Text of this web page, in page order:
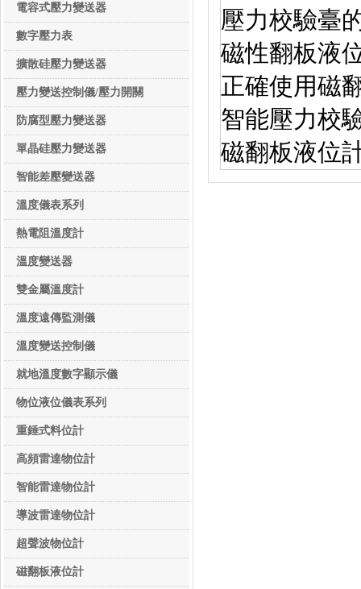
電容式壓力變送器
數字壓力表
擴散硅壓力變送器
壓力變送控制儀/壓力開關
防腐型壓力變送器
單晶硅壓力變送器
智能差壓變送器
溫度儀表系列
溫度儀表系列
熱電阻溫度計
溫度變送器
雙金屬溫度計
溫度遠傳監測儀
溫度變送控制儀
就地溫度數字顯示儀
物位液位儀表系列
物位液位儀表系列
重錘式料位計
高頻雷達物位計
智能雷達物位計
導波雷達物位計
超聲波物位計
磁翻板液位計
壓力校驗臺
磁性翻板液
正確使用磁
智能壓力校
磁翻板液位